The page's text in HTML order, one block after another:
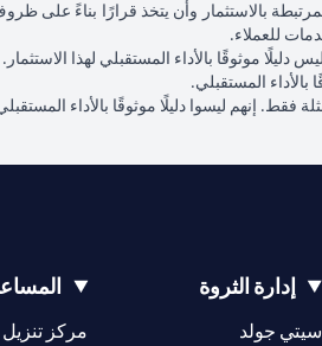
بالاستثمار وأن يتخذ قرارًا بناءً على
للعملاء.
دليلًا موثوقًا بالأداء المستقبلي لهذا
بالأداء المستقبلي.
فقط. إنهم ليسوا دليلًا موثوقًا بالأداء
إدارة الثروة
سيتي جولد مركز